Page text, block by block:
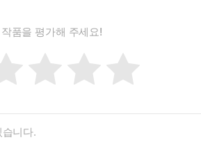
육체가 나를 안는다. 접촉해서는 안 되
을 공급해준다. 그런 영양을 여성은 다
는 카프카의 소설 『소송』을 떠올리게도
품을 평가해 주세요!